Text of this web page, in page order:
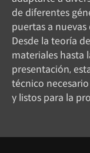
de diferentes
puertas a
Desde la teoría
materiales hasta
presentación,
técnico
y listos para la